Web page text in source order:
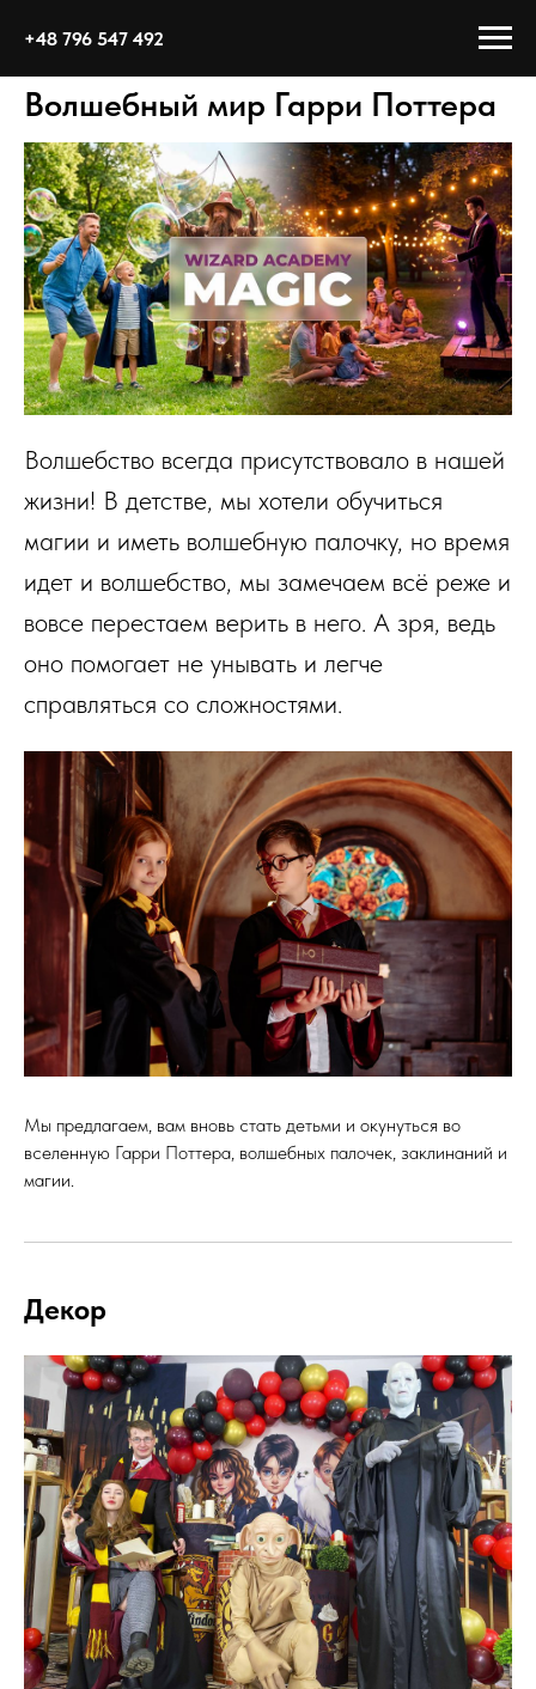
+48 796 547 492
Волшебный мир Гарри Поттера
Волшебство всегда присутствовало в нашей
жизни! В детстве, мы хотели обучиться
магии и иметь волшебную палочку, но время
идет и волшебство, мы замечаем всё реже и
вовсе перестаем верить в него. А зря, ведь
оно помогает не унывать и легче
справляться со сложностями.
Мы предлагаем, вам вновь стать детьми и окунуться во
вселенную Гарри Поттера, волшебных палочек, заклинаний и
магии.
Декор